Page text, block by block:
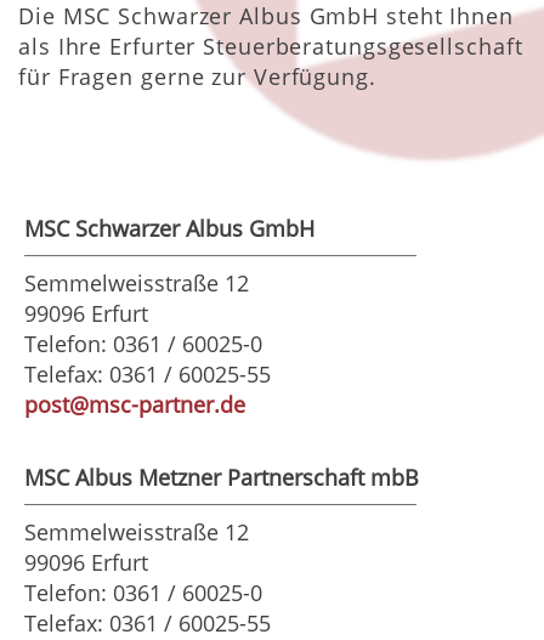
Die MSC Schwarzer Albus GmbH steht Ihnen
als Ihre Erfurter Steuerberatungsgesellschaft
für Fragen gerne zur Verfügung.
MSC Schwarzer Albus GmbH
Semmelweisstraße 12
99096 Erfurt
Telefon: 0361 / 60025-0
Telefax: 0361 / 60025-55
post@msc-partner.de
MSC Albus Metzner Partnerschaft mbB
Semmelweisstraße 12
99096 Erfurt
Telefon: 0361 / 60025-0
Telefax: 0361 / 60025-55